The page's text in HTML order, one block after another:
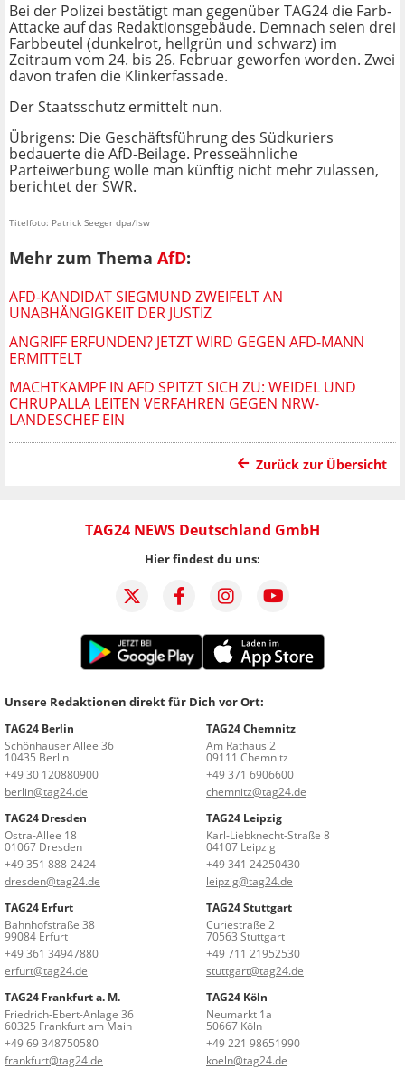
Bei der Polizei bestätigt man gegenüber TAG24 die Farb-
Attacke auf das Redaktionsgebäude. Demnach seien drei
Farbbeutel (dunkelrot, hellgrün und schwarz) im
Zeitraum vom 24. bis 26. Februar geworfen worden. Zwei
davon trafen die Klinkerfassade.
Der Staatsschutz ermittelt nun.
Übrigens: Die Geschäftsführung des Südkuriers
bedauerte die AfD-Beilage. Presseähnliche
Parteiwerbung wolle man künftig nicht mehr zulassen,
berichtet der SWR.
Titelfoto: Patrick Seeger dpa/lsw
Mehr zum Thema AfD:
AFD-KANDIDAT SIEGMUND ZWEIFELT AN
UNABHÄNGIGKEIT DER JUSTIZ
ANGRIFF ERFUNDEN? JETZT WIRD GEGEN AFD-MANN
ERMITTELT
MACHTKAMPF IN AFD SPITZT SICH ZU: WEIDEL UND
CHRUPALLA LEITEN VERFAHREN GEGEN NRW-
LANDESCHEF EIN
Zurück zur Übersicht
TAG24 NEWS Deutschland GmbH
Hier findest du uns:
Unsere Redaktionen direkt für Dich vor Ort:
TAG24 Berlin
Schönhauser Allee 36
10435 Berlin
+49 30 120880900
berlin@tag24.de
TAG24 Chemnitz
Am Rathaus 2
09111 Chemnitz
+49 371 6906600
chemnitz@tag24.de
TAG24 Dresden
Ostra-Allee 18
01067 Dresden
+49 351 888-2424
dresden@tag24.de
TAG24 Leipzig
Karl-Liebknecht-Straße 8
04107 Leipzig
+49 341 24250430
leipzig@tag24.de
TAG24 Erfurt
Bahnhofstraße 38
99084 Erfurt
+49 361 34947880
erfurt@tag24.de
TAG24 Stuttgart
Curiestraße 2
70563 Stuttgart
+49 711 21952530
stuttgart@tag24.de
TAG24 Frankfurt a. M.
Friedrich-Ebert-Anlage 36
60325 Frankfurt am Main
+49 69 348750580
frankfurt@tag24.de
TAG24 Köln
Neumarkt 1a
50667 Köln
+49 221 98651990
koeln@tag24.de